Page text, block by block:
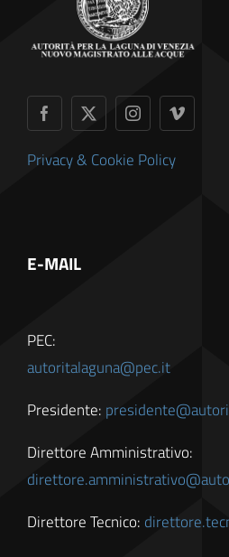
Privacy & Cookie Policy
E-MAIL
PEC:
autoritalaguna@pec.it
Presidente:
Direttore Amministrativo:
Direttore Tecnico: